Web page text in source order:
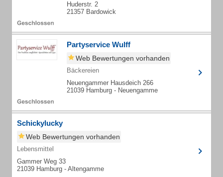
Huderstr. 2
21357 Bardowick
Partyservice Wulff
Web Bewertungen vorhanden
Bäckereien
Neuengammer Hausdeich 266
21039 Hamburg - Neuengamme
Schickylucky
Web Bewertungen vorhanden
Lebensmittel
Gammer Weg 33
21039 Hamburg - Altengamme